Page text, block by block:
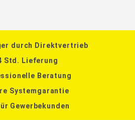
durch Direktvertrieb
Std. Lieferung
Beratung
Systemgarantie
Gewerbekunden